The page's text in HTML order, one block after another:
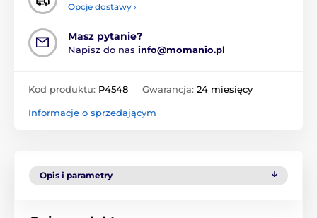
Opcje dostawy ›
Masz pytanie?
Napisz do nas info@momanio.pl
Kod produktu: P4548 Gwarancja: 24 miesięcy
Informacje o sprzedającym
Opis i parametry